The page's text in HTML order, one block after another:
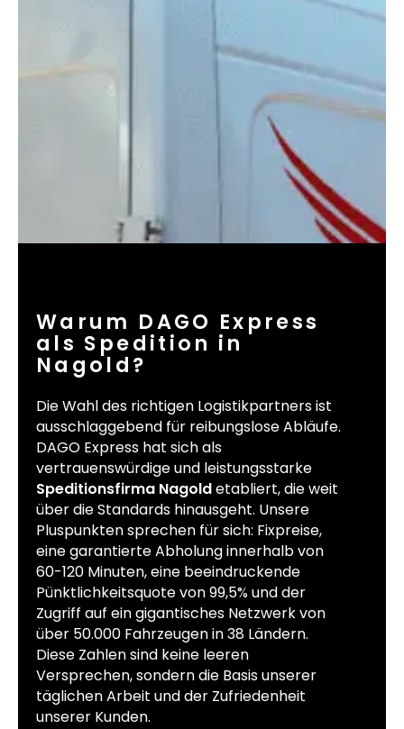
Warum DAGO Express
als Spedition in
Nagold?
Die Wahl des richtigen Logistikpartners ist
ausschlaggebend für reibungslose Abläufe.
DAGO Express hat sich als
vertrauenswürdige und leistungsstarke
Speditionsfirma Nagoldetabliert, die weit
über die Standards hinausgeht. Unsere
Pluspunkten sprechen für sich: Fixpreise,
eine garantierte Abholung innerhalb von
60-120 Minuten, eine beeindruckende
Pünktlichkeitsquote von 99,5% und der
Zugriff auf ein gigantisches Netzwerk von
über 50.000 Fahrzeugen in 38 Ländern.
Diese Zahlen sind keine leeren
Versprechen, sondern die Basis unserer
täglichen Arbeit und der Zufriedenheit
unserer Kunden.